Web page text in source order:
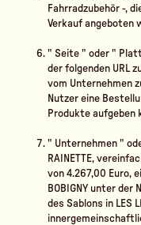
Fahrradzubehör -,
Verkauf angeboten
" Seite " oder "
der folgenden URL
vom Unternehmen
Nutzer eine
Produkte aufgeben
" Unternehmen "
RAINETTE,
von 4.267,00 Euro,
BOBIGNY unter der
des Sablons in LES